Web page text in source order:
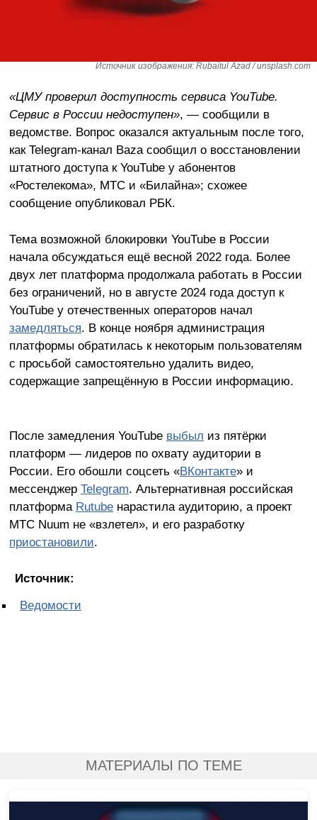
Источник изображения: Rubaitul Azad / unsplash.com
«ЦМУ проверил доступность сервиса YouTube.
Сервис в России недоступен», — сообщили в
ведомстве. Вопрос оказался актуальным после того,
как Telegram-канал Baza сообщил о восстановлении
штатного доступа к YouTube у абонентов
«Ростелекома», МТС и «Билайна»; схожее
сообщение опубликовал РБК.
Тема возможной блокировки YouTube в России
начала обсуждаться ещё весной 2022 года. Более
двух лет платформа продолжала работать в России
без ограничений, но в августе 2024 года доступ к
YouTube у отечественных операторов начал
замедляться. В конце ноября администрация
платформы обратилась к некоторым пользователям
с просьбой самостоятельно удалить видео,
содержащие запрещённую в России информацию.
После замедления YouTube выбыл из пятёрки
платформ — лидеров по охвату аудитории в
России. Его обошли соцсеть «ВКонтакте» и
мессенджер Telegram. Альтернативная российская
платформа Rutubeнарастила аудиторию, а проект
МТС Nuum не «взлетел», и его разработку
приостановили.
Источник:
Ведомости
МАТЕРИАЛЫ ПО ТЕМЕ